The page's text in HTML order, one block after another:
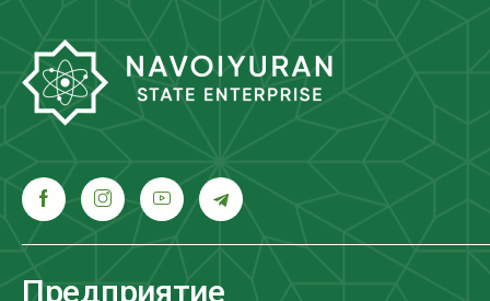
Предприятие